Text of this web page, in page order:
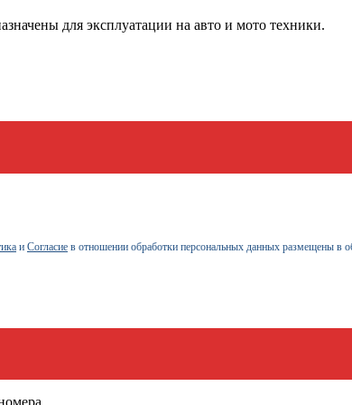
для эксплуатации на авто и мото техники.
и Согласие в отношении обработки персональных данных размещены в